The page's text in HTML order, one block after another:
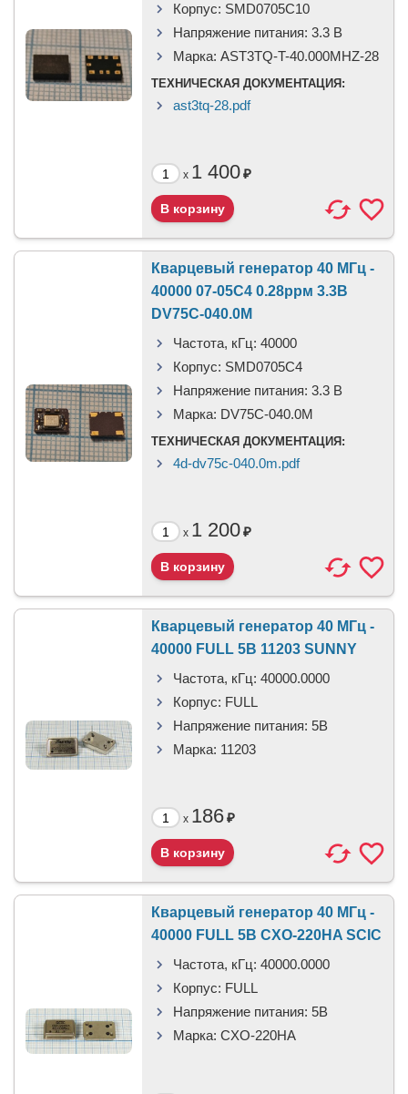
Корпус: SMD0705C10
Напряжение питания: 3.3 В
Марка: AST3TQ-T-40.000MHZ-28
ТЕХНИЧЕСКАЯ ДОКУМЕНТАЦИЯ:
ast3tq-28.pdf
x 1 400₽
Кварцевый генератор 40 МГц -
40000 07-05С4 0.28ррм 3.3В
DV75C-040.0M
Частота, кГц: 40000
Корпус: SMD0705C4
Напряжение питания: 3.3 В
Марка: DV75C-040.0M
ТЕХНИЧЕСКАЯ ДОКУМЕНТАЦИЯ:
4d-dv75c-040.0m.pdf
x 1 200₽
Кварцевый генератор 40 МГц -
40000 FULL 5В 11203 SUNNY
Частота, кГц: 40000.0000
Корпус: FULL
Напряжение питания: 5В
Марка: 11203
x 186₽
Кварцевый генератор 40 МГц -
40000 FULL 5В CXO-220HA SCIC
Частота, кГц: 40000.0000
Корпус: FULL
Напряжение питания: 5В
Марка: CXO-220HA